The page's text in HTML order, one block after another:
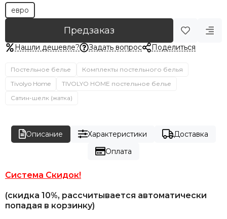
евро
Предзаказ
Нашли дешевле? Задать вопрос Поделиться
Постельное белье
Комплекты постельного белья
Tivolyo Home
TIVOLYO HOME постельное белье
Сатин-шелк (жатка)
Описание Характеристики
Доставка
Оплата
Система Скидок!
(скидка 10%, рассчитывается автоматически
попадая в корзинку)